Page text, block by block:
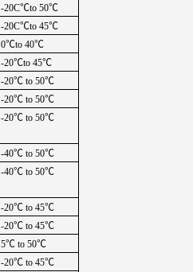
-20C℃to 50℃
-20C℃to 45℃
0℃to 40℃
-20℃to 45℃
-20℃ to 50℃
-20℃ to 50℃
-20℃ to 50℃
-40℃ to 50℃
-40℃ to 50℃
-20℃ to 45℃
-20℃ to 45℃
5℃ to 50℃
-20℃ to 45℃